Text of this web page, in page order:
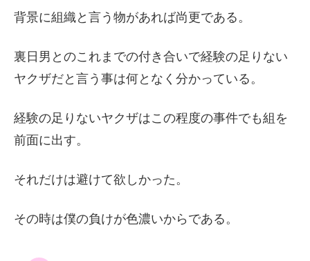
背景に組織と言う物があれば尚更である。
裏日男とのこれまでの付き合いで経験の足りない
ヤクザだと言う事は何となく分かっている。
経験の足りないヤクザはこの程度の事件でも組を
前面に出す。
それだけは避けて欲しかった。
その時は僕の負けが色濃いからである。